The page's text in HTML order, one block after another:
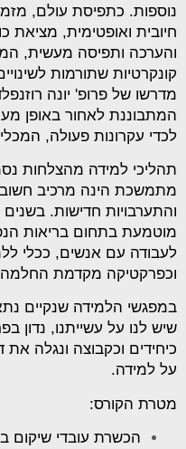
נוספות. כתפיסת עולם,
חיובית ואופטימית, מציאת
והערכה ותפיסה מעשית,
קונקרטיות שתורמות
מדרשו של פרופ' יונה
המתבוננת לאחור באופן
לכדי עקרונות פעולה,
תהליכי למידה מהצלחות
מתמשכת הינה מרכיב חשוב
והתערבויות חדישות.
מוטמעת בתחום בריאות
לעבודה עם אנשים, ככלי
וכפרקטיקה מקדמת
במפגשי הלמידה שנקיים
שיש לנו על עשייתנו, נדון
כיחידים וכקבוצה ונגלה
על למידה.
מטרת הקורס:
הכשרת עובדי